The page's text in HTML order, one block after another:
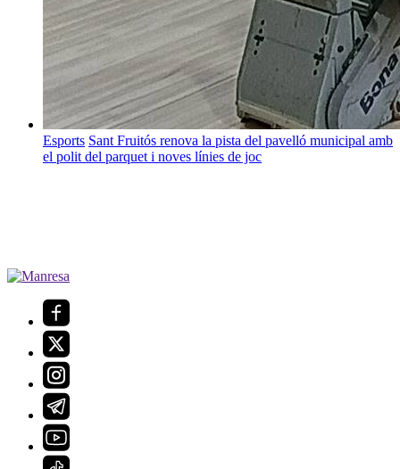
Esports Sant Fruitós renova la pista del pavelló municipal amb
el polit del parquet i noves línies de joc